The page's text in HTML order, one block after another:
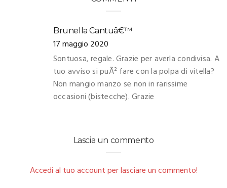
Brunella Cantuâ€™
17 maggio 2020
Sontuosa, regale. Grazie per averla condivisa. A
tuo avviso si puÃ² fare con la polpa di vitella?
Non mangio manzo se non in rarissime
occasioni (bistecche). Grazie
Lascia un commento
Accedi al tuo account per lasciare un commento!